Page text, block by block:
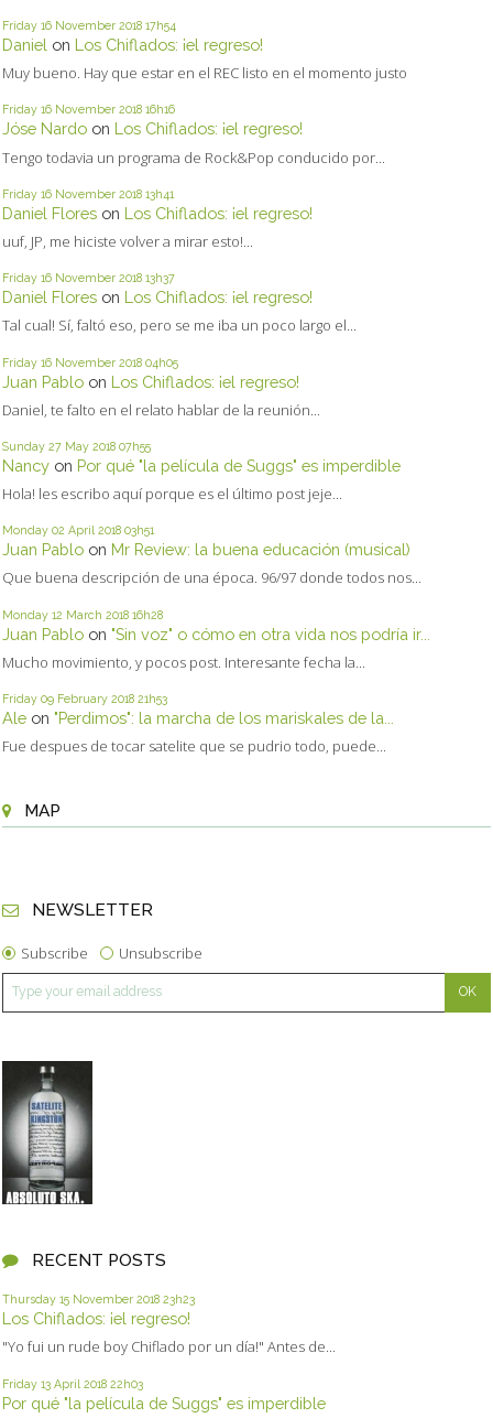
Friday 16 November 2018 17h54
Daniel on Los Chiflados: ¡el regreso!
Muy bueno. Hay que estar en el REC listo en el momento justo
Friday 16 November 2018 16h16
Jóse Nardo on Los Chiflados: ¡el regreso!
Tengo todavia un programa de Rock&Pop conducido por...
Friday 16 November 2018 13h41
Daniel Flores on Los Chiflados: ¡el regreso!
uuf, JP, me hiciste volver a mirar esto!...
Friday 16 November 2018 13h37
Daniel Flores on Los Chiflados: ¡el regreso!
Tal cual! Sí, faltó eso, pero se me iba un poco largo el...
Friday 16 November 2018 04h05
Juan Pablo on Los Chiflados: ¡el regreso!
Daniel, te falto en el relato hablar de la reunión...
Sunday 27 May 2018 07h55
Nancy on Por qué "la película de Suggs" es imperdible
Hola! les escribo aquí porque es el último post jeje...
Monday 02 April 2018 03h51
Juan Pablo on Mr Review: la buena educación (musical)
Que buena descripción de una época. 96/97 donde todos nos...
Monday 12 March 2018 16h28
Juan Pablo on "Sin voz" o cómo en otra vida nos podría ir...
Mucho movimiento, y pocos post. Interesante fecha la...
Friday 09 February 2018 21h53
Ale on "Perdimos": la marcha de los mariskales de la...
Fue despues de tocar satelite que se pudrio todo, puede...
MAP
NEWSLETTER
Subscribe Unsubscribe
RECENT POSTS
Thursday 15 November 2018 23h23
Los Chiflados: ¡el regreso!
"Yo fui un rude boy Chiflado por un día!" Antes de...
Friday 13 April 2018 22h03
Por qué "la película de Suggs" es imperdible